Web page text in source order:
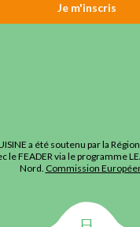
Je m'inscris
a été soutenu par la
le FEADER via le programme
Nord. Commission